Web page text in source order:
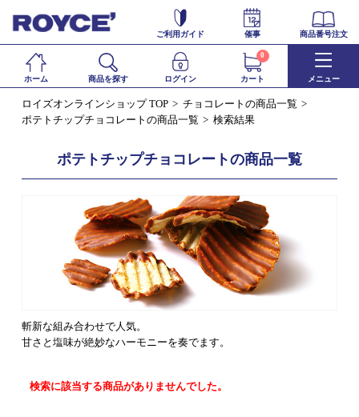
ご利用ガイド 催事 商品番号注文
ホーム 商品を探す ログイン カート
0
メニュー
ロイズオンラインショップ TOP
チョコレートの商品一覧
ポテトチップチョコレートの商品一覧
検索結果
ポテトチップチョコレートの商品一覧
斬新な組み合わせで人気。
甘さと塩味が絶妙なハーモニーを奏でます。
検索に該当する商品がありませんでした。